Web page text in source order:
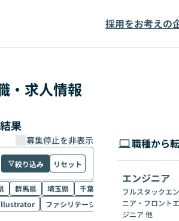
採用をお考えの
・求人情報
果
募集停止を非表示
絞り込み リセット
群馬県 埼玉県 千葉県 東京都 神奈川県
ファシリテーション Sketch ユー
職種から
エンジニア
フルスタックエ
ニア・フロント
ジニア 他